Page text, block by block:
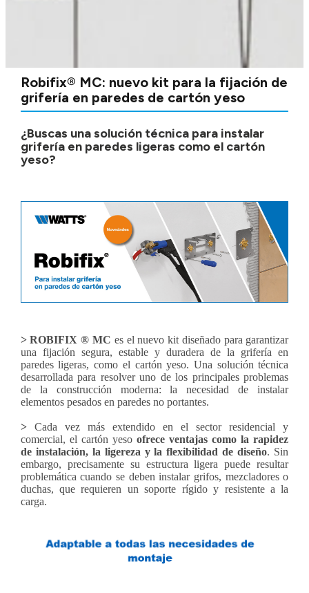
Robifix® MC: nuevo kit para la fijación de
grifería en paredes de cartón yeso
¿Buscas una solución técnica para instalar
grifería en paredes ligeras como el cartón
yeso?
> ROBIFIX ® MC es el nuevo kit diseñado para garantizar
una fijación segura, estable y duradera de la grifería en
paredes ligeras, como el cartón yeso. Una solución técnica
desarrollada para resolver uno de los principales problemas
de la construcción moderna: la necesidad de instalar
elementos pesados en paredes no portantes.
> Cada vez más extendido en el sector residencial y
comercial, el cartón yesoofrece ventajas como la rapidez
de instalación, la ligereza y la flexibilidad de diseño. Sin
embargo, precisamente su estructura ligera puede resultar
problemática cuando se deben instalar grifos, mezcladores o
duchas, que requieren un soporte rígido y resistente a la
carga.